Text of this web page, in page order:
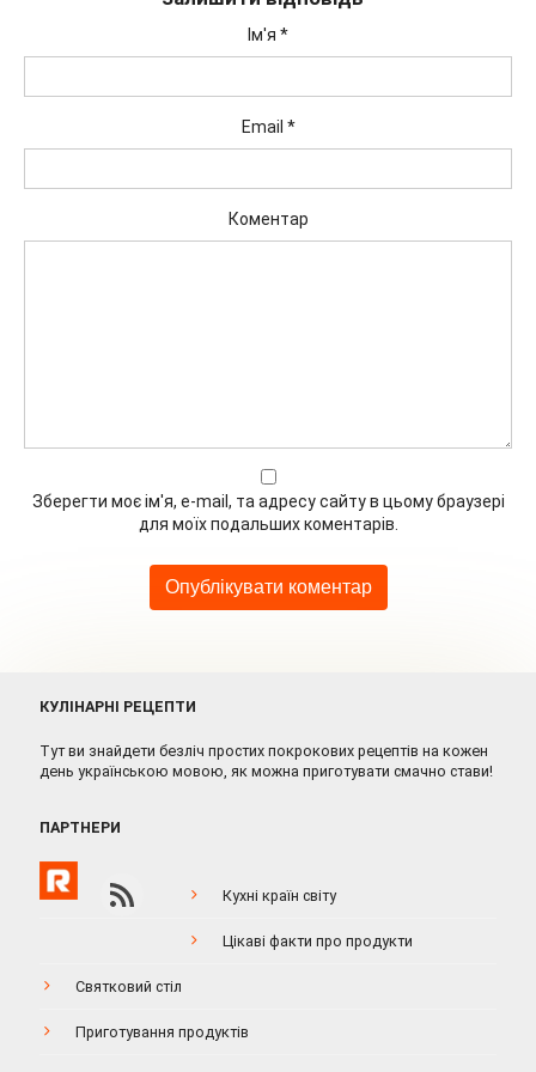
Ім'я *
Email *
Коментар
Зберегти моє ім'я, e-mail, та адресу сайту в цьому браузері
для моїх подальших коментарів.
КУЛІНАРНІ РЕЦЕПТИ
Тут ви знайдети безліч простих покрокових рецептів на кожен
день українською мовою, як можна приготувати смачно стави!
ПАРТНЕРИ
Кухні країн світу
Цікаві факти про продукти
Святковий стіл
Приготування продуктів